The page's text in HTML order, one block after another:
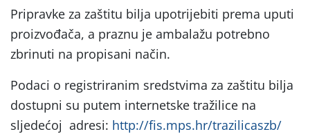
Pripravke za zaštitu bilja upotrijebiti prema uputi
proizvođača, a praznu je ambalažu potrebno
zbrinuti na propisani način.
Podaci o registriranim sredstvima za zaštitu bilja
dostupni su putem internetske tražilice na
sljedećoj adresi: http://fis.mps.hr/trazilicaszb/